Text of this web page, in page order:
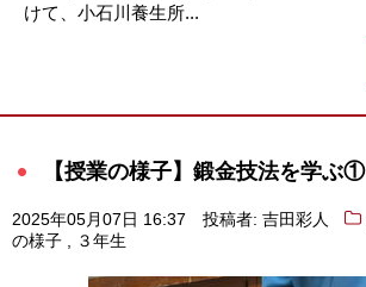
けて、小石川養生所...
【授業の様子】鍛金技法を学ぶ①
2025年05月07日 16:37 投稿者: 吉田彩人
の様子
３年生